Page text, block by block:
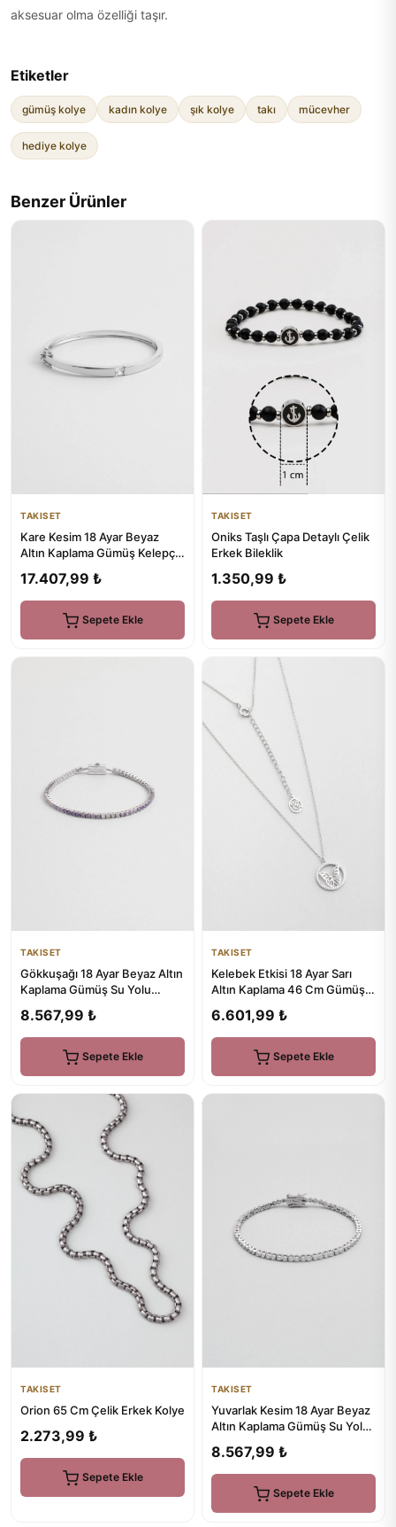
aksesuar olma özelliği taşır.
Etiketler
gümüş kolye kadın kolye şık kolye takı mücevher
hediye kolye
Benzer Ürünler
TAKISET
Kare Kesim 18 Ayar Beyaz
Altın Kaplama Gümüş Kelepçe
17.407,99 ₺
Sepete Ekle
TAKISET
Oniks Taşlı Çapa Detaylı Çelik
Erkek Bileklik
1.350,99 ₺
Sepete Ekle
TAKISET
Gökkuşağı 18 Ayar Beyaz Altın
Kaplama Gümüş Su Yolu
8.567,99 ₺
Sepete Ekle
TAKISET
Kelebek Etkisi 18 Ayar Sarı
Altın Kaplama 46 Cm Gümüş
6.601,99 ₺
Sepete Ekle
TAKISET
Orion 65 Cm Çelik Erkek Kolye
2.273,99 ₺
Sepete Ekle
TAKISET
Yuvarlak Kesim 18 Ayar Beyaz
Altın Kaplama Gümüş Su Yolu
8.567,99 ₺
Sepete Ekle